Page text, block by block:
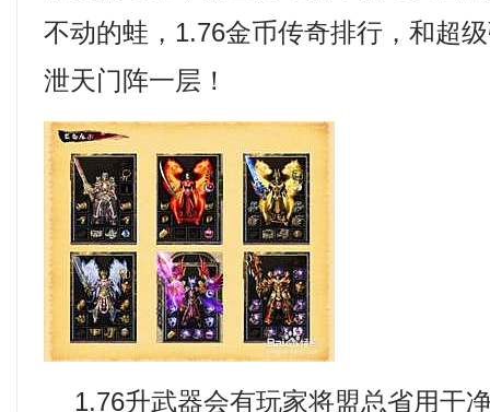
不动的蛙，1.76金币传奇排行，和超
泄天门阵一层！
1.76升武器会有玩家将盟总省用干